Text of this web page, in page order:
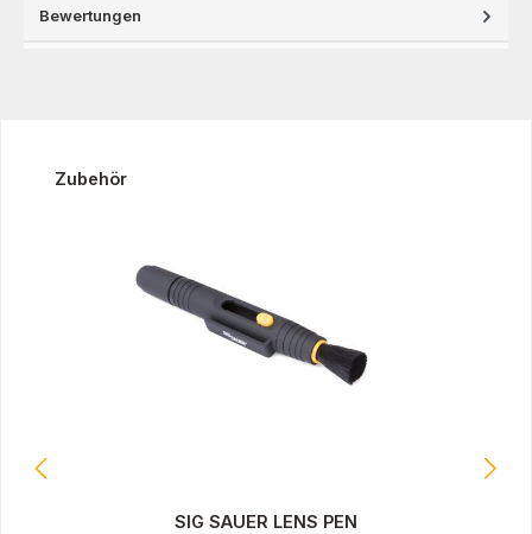
Bewertungen
Produktgalerie überspringen
Zubehör
SIG SAUER LENS PEN